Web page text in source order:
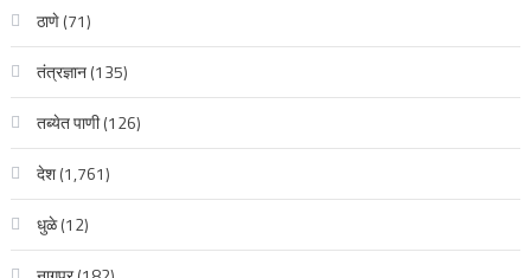
ठाणे(71)
तंत्रज्ञान(135)
तब्येत पाणी(126)
देश(1,761)
धुळे(12)